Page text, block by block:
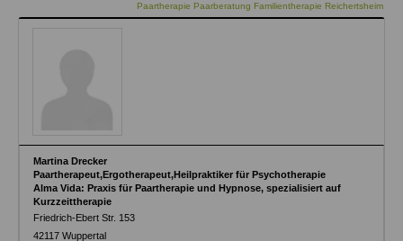
Paartherapie Paarberatung Familientherapie Reichertsheim
Martina Drecker
Paartherapeut,Ergotherapeut,Heilpraktiker für Psychotherapie
Alma Vida: Praxis für Paartherapie und Hypnose, spezialisiert auf
Kurzzeittherapie
Friedrich-Ebert Str. 153
42117 Wuppertal